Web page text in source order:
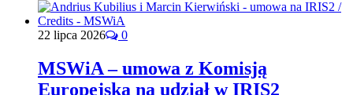
22 lipca 2026 0
MSWiA – umowa z Komisją
Europejską na udział w IRIS2